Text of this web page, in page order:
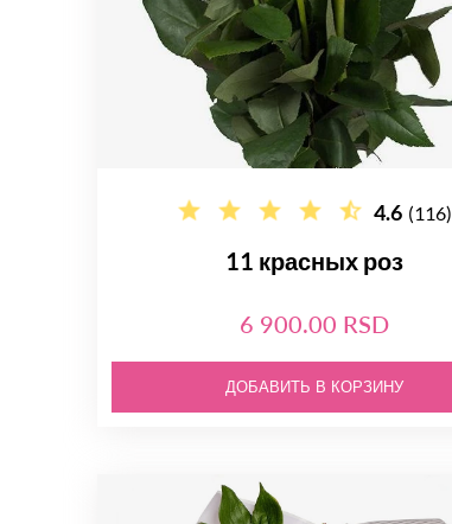
4.6 (116)
11 красных роз
6 900.00 RSD
ДОБАВИТЬ В КОРЗИНУ